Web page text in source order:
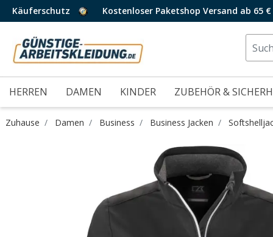
Käuferschutz Kostenloser Paketshop Versand ab 65 €
HERREN DAMEN KINDER ZUBEHÖR &
Zuhause Damen Business Business Jacken